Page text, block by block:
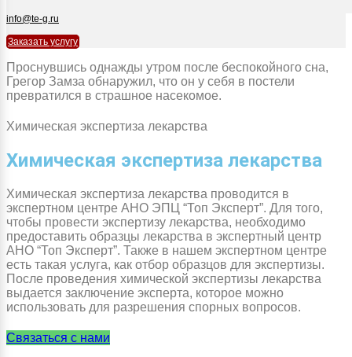
info@te-g.ru
Заказать услугу
Проснувшись однажды утром после беспокойного сна,
Грегор Замза обнаружил, что он у себя в постели
превратился в страшное насекомое.
Химическая экспертиза лекарства
Химическая экспертиза лекарства
Химическая экспертиза лекарства проводится в
экспертном центре АНО ЭПЦ “Топ Эксперт”. Для того,
чтобы провести экспертизу лекарства, необходимо
предоставить образцы лекарства в экспертный центр
АНО “Топ Эксперт”. Также в нашем экспертном центре
есть такая услуга, как отбор образцов для экспертизы.
После проведения химической экспертизы лекарства
выдается заключение эксперта, которое можно
использовать для разрешения спорных вопросов.
Связаться с нами